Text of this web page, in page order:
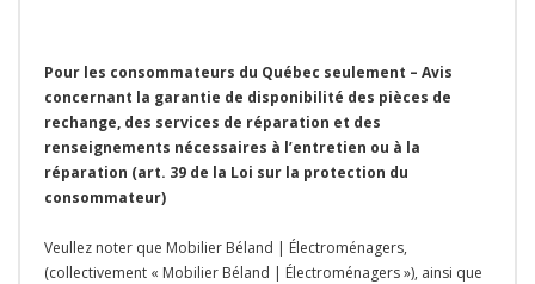
Pour les consommateurs du Québec seulement – Avis
concernant la garantie de disponibilité des pièces de
rechange, des services de réparation et des
renseignements nécessaires à l’entretien ou à la
réparation (art. 39 de la Loi sur la protection du
consommateur)
Veullez noter que Mobilier Béland | Électroménagers,
(collectivement « Mobilier Béland | Électroménagers »), ainsi que